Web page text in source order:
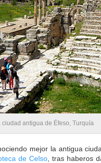
antigua de Éfeso, Turquía
mejor la antigua
de Celso , tras haberos